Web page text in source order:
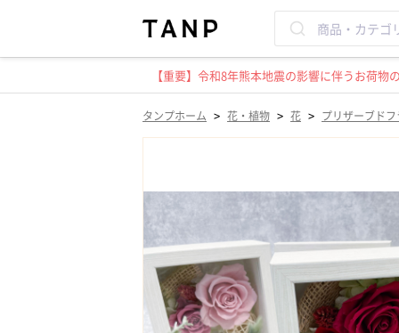
【重要】令和8年熊本地震の影響に伴うお荷
タンプホーム > 花・植物 > 花 > プリザーブド